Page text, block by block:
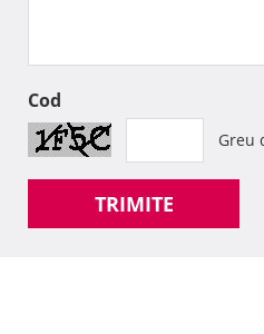
Cod
Greu
TRIMITE